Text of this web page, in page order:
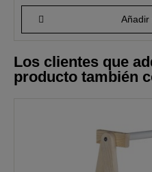
Añadir
Los clientes que
producto también